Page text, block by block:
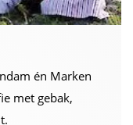
én Marken
met gebak,